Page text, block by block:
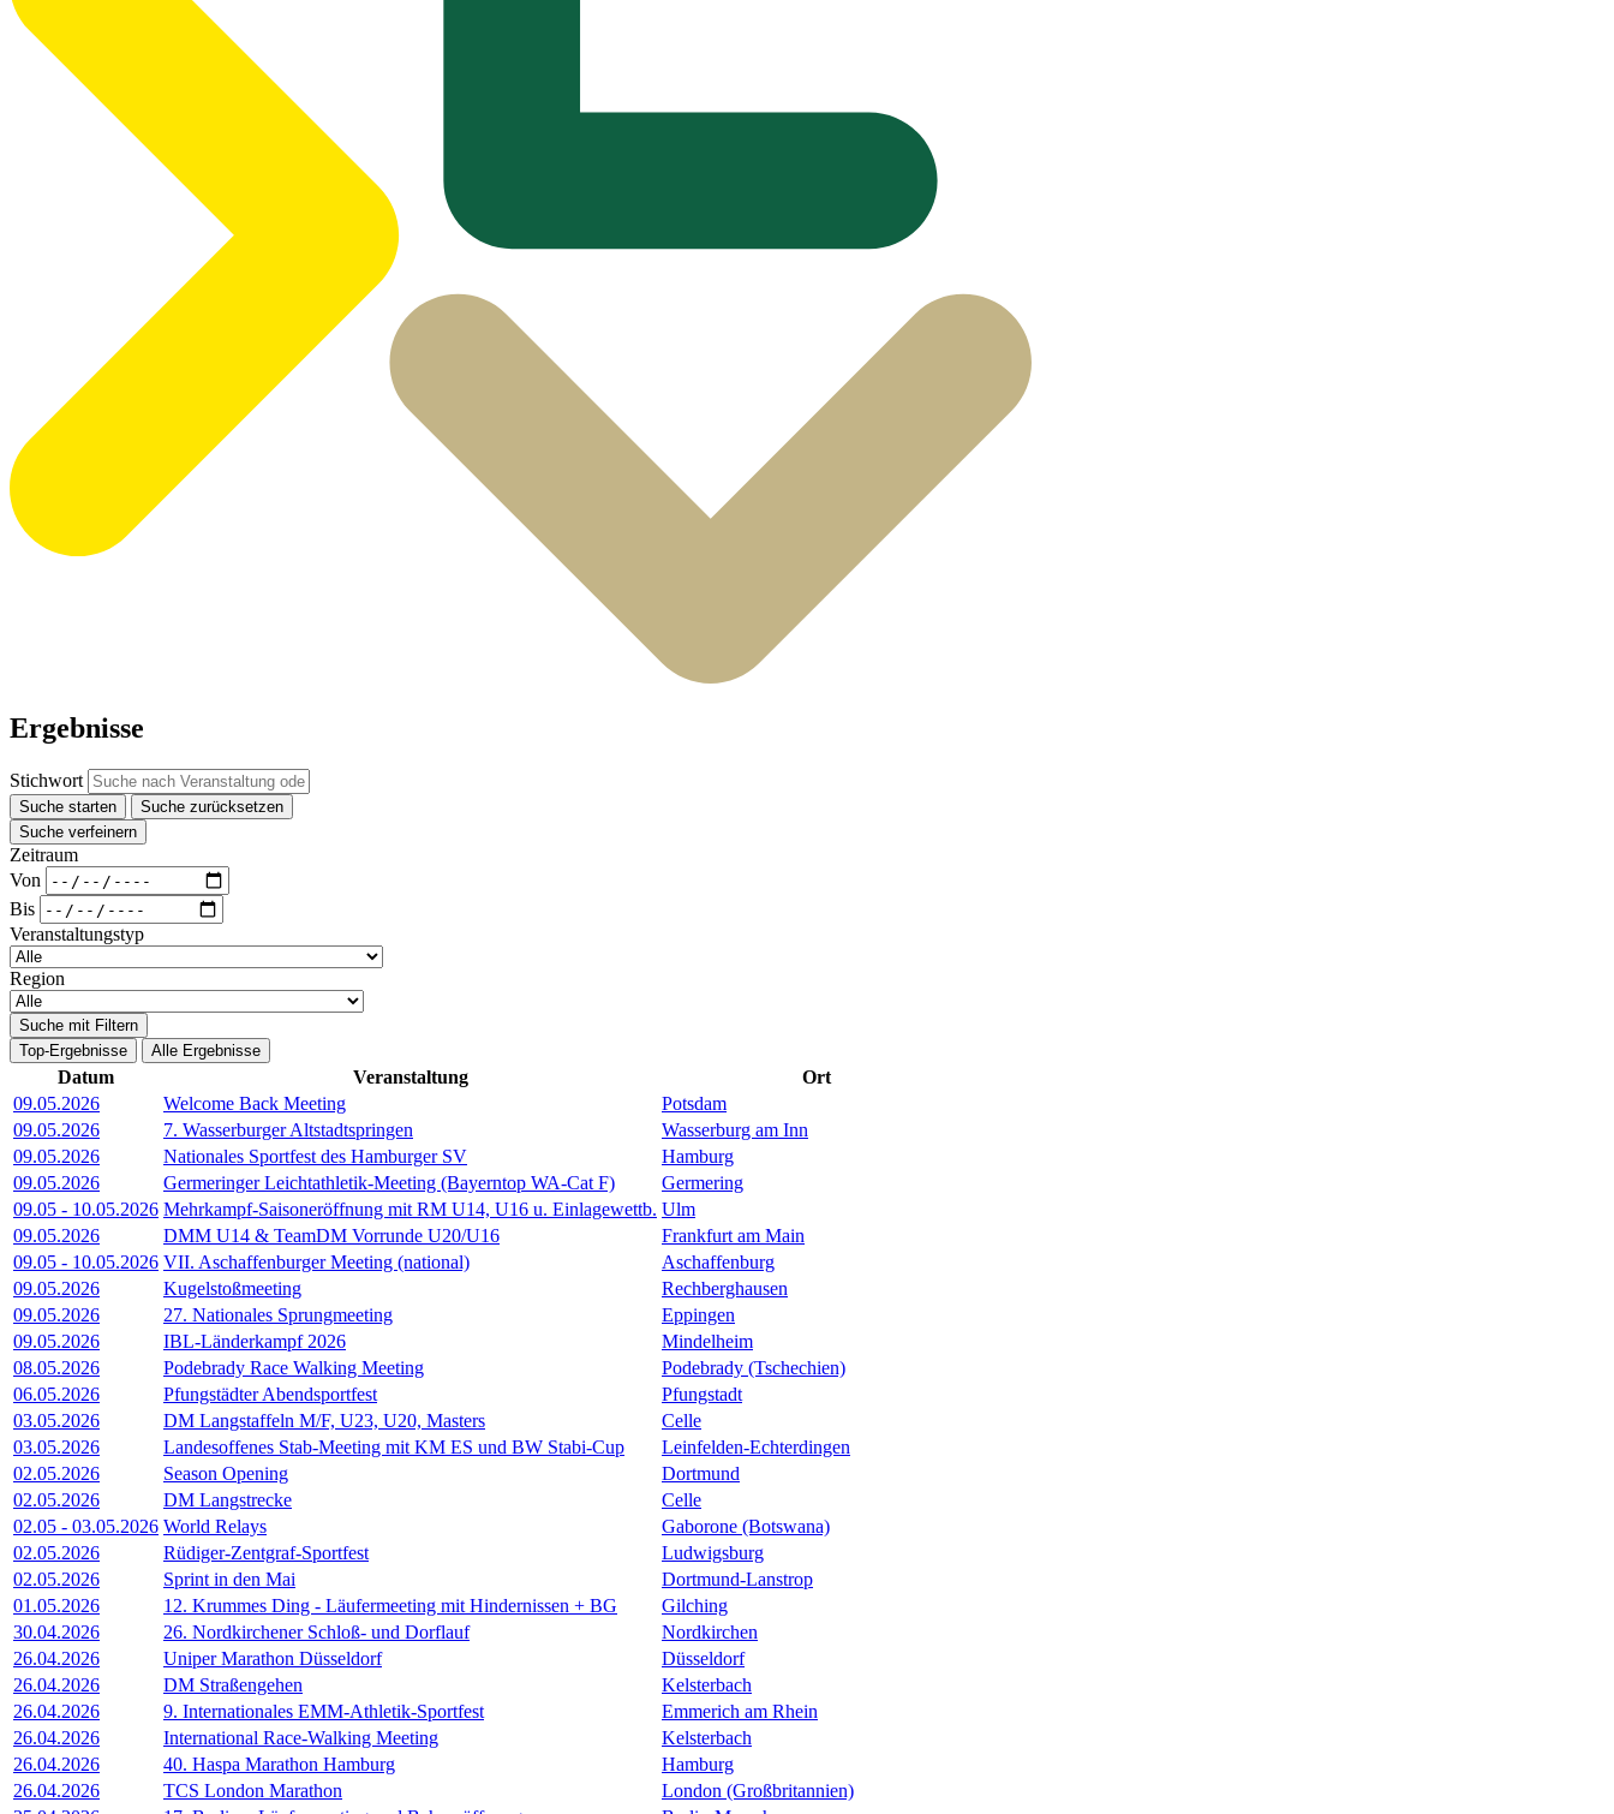
Ergebnisse
Stichwort
Suche starten
Suche zurücksetzen
Suche verfeinern
Zeitraum
Von
Bis
Veranstaltungstyp
Region
Suche mit Filtern
Top-Ergebnisse
Alle Ergebnisse
Datum Veranstaltung
Ort
09.05.2026
Welcome Back Meeting
Potsdam
09.05.2026
7. Wasserburger Altstadtspringen
Wasserburg am Inn
09.05.2026
Nationales Sportfest des Hamburger SV
Hamburg
09.05.2026
Germeringer Leichtathletik-Meeting (Bayerntop WA-Cat F)
Germering
09.05 - 10.05.2026 Mehrkampf-Saisoneröffnung mit RM U14, U16 u. Einlagewettb. Ulm
09.05.2026
DMM U14 & TeamDM Vorrunde U20/U16
Frankfurt am Main
09.05 - 10.05.2026 VII. Aschaffenburger Meeting (national)
Aschaffenburg
09.05.2026
Kugelstoßmeeting
Rechberghausen
09.05.2026
27. Nationales Sprungmeeting
Eppingen
09.05.2026
IBL-Länderkampf 2026
Mindelheim
08.05.2026
Podebrady Race Walking Meeting
Podebrady (Tschechien)
06.05.2026
Pfungstädter Abendsportfest
Pfungstadt
03.05.2026
DM Langstaffeln M/F, U23, U20, Masters
Celle
03.05.2026
Landesoffenes Stab-Meeting mit KM ES und BW Stabi-Cup
Leinfelden-Echterdingen
02.05.2026
Season Opening
Dortmund
02.05.2026
DM Langstrecke
Celle
02.05 - 03.05.2026 World Relays
Gaborone (Botswana)
02.05.2026
Rüdiger-Zentgraf-Sportfest
Ludwigsburg
02.05.2026
Sprint in den Mai
Dortmund-Lanstrop
01.05.2026
12. Krummes Ding - Läufermeeting mit Hindernissen + BG
Gilching
30.04.2026
26. Nordkirchener Schloß- und Dorflauf
Nordkirchen
26.04.2026
Uniper Marathon Düsseldorf
Düsseldorf
26.04.2026
DM Straßengehen
Kelsterbach
26.04.2026
9. Internationales EMM-Athletik-Sportfest
Emmerich am Rhein
26.04.2026
International Race-Walking Meeting
Kelsterbach
26.04.2026
40. Haspa Marathon Hamburg
Hamburg
26.04.2026
TCS London Marathon
London (Großbritannien)